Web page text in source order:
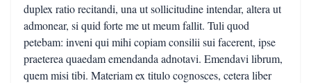
duplex ratio recitandi, una ut sollicitudine intendar, altera ut
admonear, si quid forte me ut meum fallit. Tuli quod
petebam: inveni qui mihi copiam consilii sui facerent, ipse
praeterea quaedam emendanda adnotavi. Emendavi librum,
quem misi tibi. Materiam ex titulo cognosces, cetera liber